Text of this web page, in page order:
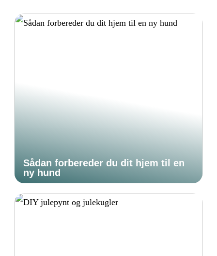
Sådan forbereder du dit hjem til en
ny hund